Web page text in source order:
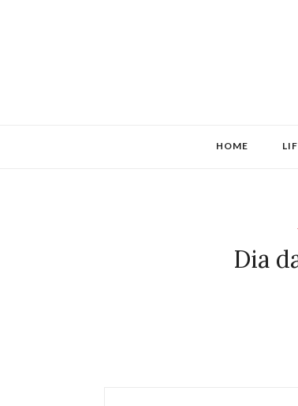
HOME
Dia